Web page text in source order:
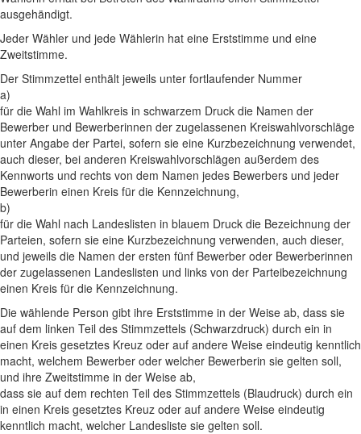
ausgehändigt.
Jeder Wähler und jede Wählerin hat eine Erststimme und eine
Zweitstimme.
Der Stimmzettel enthält jeweils unter fortlaufender Nummer
a)
für die Wahl im Wahlkreis in schwarzem Druck die Namen der
Bewerber und Bewerberinnen der zugelassenen Kreiswahlvorschläge
unter Angabe der Partei, sofern sie eine Kurzbezeichnung verwendet,
auch dieser, bei anderen Kreiswahlvorschlägen außerdem des
Kennworts und rechts von dem Namen jedes Bewerbers und jeder
Bewerberin einen Kreis für die Kennzeichnung,
b)
für die Wahl nach Landeslisten in blauem Druck die Bezeichnung der
Parteien, sofern sie eine Kurzbezeichnung verwenden, auch dieser,
und jeweils die Namen der ersten fünf Bewerber oder Bewerberinnen
der zugelassenen Landeslisten und links von der Parteibezeichnung
einen Kreis für die Kennzeichnung.
Die wählende Person gibt ihre Erststimme in der Weise ab, dass sie
auf dem linken Teil des Stimmzettels (Schwarzdruck) durch ein in
einen Kreis gesetztes Kreuz oder auf andere Weise eindeutig kenntlich
macht, welchem Bewerber oder welcher Bewerberin sie gelten soll,
und ihre Zweitstimme in der Weise ab,
dass sie auf dem rechten Teil des Stimmzettels (Blaudruck) durch ein
in einen Kreis gesetztes Kreuz oder auf andere Weise eindeutig
kenntlich macht, welcher Landesliste sie gelten soll.